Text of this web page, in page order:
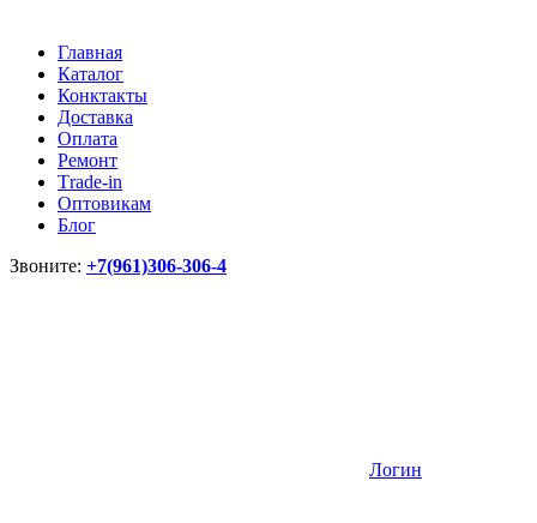
Главная
Каталог
Конктакты
Доставка
Оплата
Ремонт
Тrade-in
Оптовикам
Блог
Звоните: +7(961)306-306-4
Логин